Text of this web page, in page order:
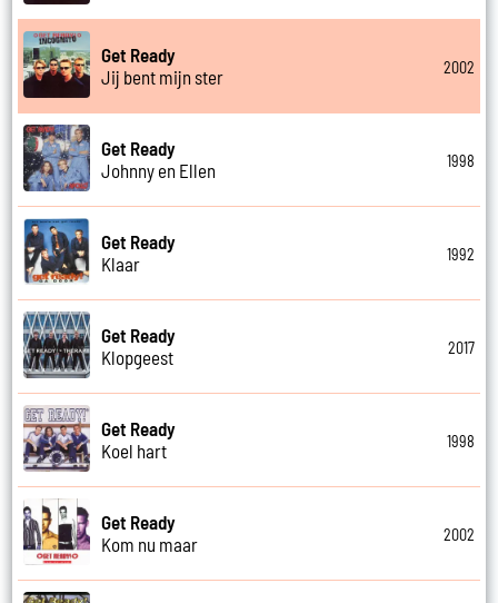
Get Ready
Jij bent mijn ster
2002
Get Ready
Johnny en Ellen
1998
Get Ready
Klaar
1992
Get Ready
Klopgeest
2017
Get Ready
Koel hart
1998
Get Ready
Kom nu maar
2002